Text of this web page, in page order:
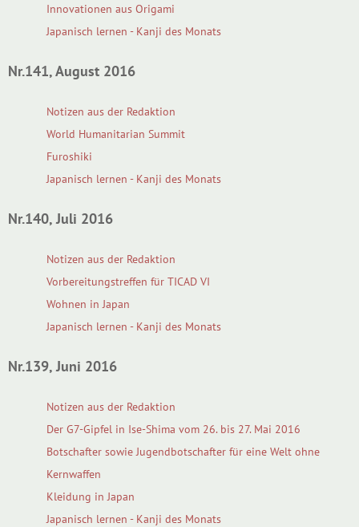
Innovationen aus Origami
Japanisch lernen - Kanji des Monats
Nr.141, August 2016
Notizen aus der Redaktion
World Humanitarian Summit
Furoshiki
Japanisch lernen - Kanji des Monats
Nr.140, Juli 2016
Notizen aus der Redaktion
Vorbereitungstreffen für TICAD VI
Wohnen in Japan
Japanisch lernen - Kanji des Monats
Nr.139, Juni 2016
Notizen aus der Redaktion
Der G7-Gipfel in Ise-Shima vom 26. bis 27. Mai 2016
Botschafter sowie Jugendbotschafter für eine Welt ohne
Kernwaffen
Kleidung in Japan
Japanisch lernen - Kanji des Monats